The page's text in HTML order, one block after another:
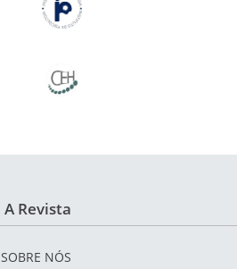
A Revista
SOBRE NÓS